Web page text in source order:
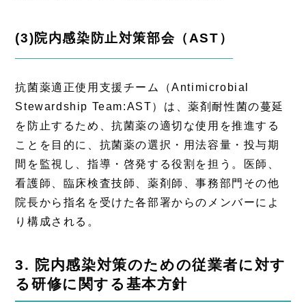
(3)院内感染防止対策部会（AST）
抗菌薬適正使用支援チーム（Antimicrobial
Stewardship Team:AST）は、薬剤耐性菌の蔓延
を防止するため、抗菌薬の適切な使用を推進する
ことを目的に、抗菌薬の選択・用法容量・投与期
間を監視し、指導・啓発する役割を担う。医師、
看護師、臨床検査技師、薬剤師、事務部門その他
院長から指名を受けた各部署からのメンバーによ
り構成される。
3. 院内感染対策のための従業者に対す
る研修に関する基本方針